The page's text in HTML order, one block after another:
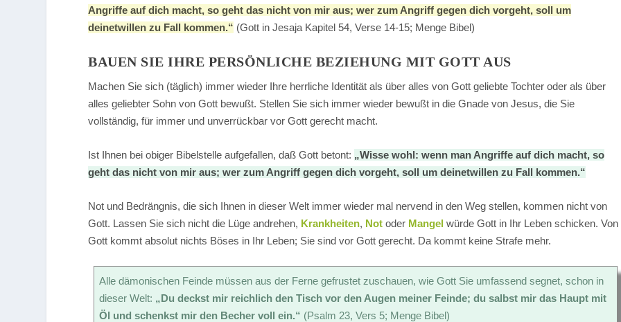
Angriffe auf dich macht, so geht das nicht von mir aus; wer zum Angriff gegen dich vorgeht, soll um
deinetwillen zu Fall kommen.“ (Gott in Jesaja Kapitel 54, Verse 14-15; Menge Bibel)
BAUEN SIE IHRE PERSÖNLICHE BEZIEHUNG MIT GOTT AUS
Machen Sie sich (täglich) immer wieder Ihre herrliche Identität als über alles von Gott geliebte Tochter oder als über
alles geliebter Sohn von Gott bewußt. Stellen Sie sich immer wieder bewußt in die Gnade von Jesus, die Sie
vollständig, für immer und unverrückbar vor Gott gerecht macht.
Ist Ihnen bei obiger Bibelstelle aufgefallen, daß Gott betont: „Wisse wohl: wenn man Angriffe auf dich macht, so
geht das nicht von mir aus; wer zum Angriff gegen dich vorgeht, soll um deinetwillen zu Fall kommen.“
Not und Bedrängnis, die sich Ihnen in dieser Welt immer wieder mal nervend in den Weg stellen, kommen nicht von
Gott. Lassen Sie sich nicht die Lüge andrehen, Krankheiten, Not oder Mangel würde Gott in Ihr Leben schicken. Von
Gott kommt absolut nichts Böses in Ihr Leben; Sie sind vor Gott gerecht. Da kommt keine Strafe mehr.
Alle dämonischen Feinde müssen aus der Ferne gefrustet zuschauen, wie Gott Sie umfassend segnet, schon in
dieser Welt: „Du deckst mir reichlich den Tisch vor den Augen meiner Feinde; du salbst mir das Haupt mit
Öl und schenkst mir den Becher voll ein.“ (Psalm 23, Vers 5; Menge Bibel)